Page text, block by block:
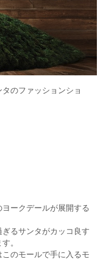
のファッションショ
ークデールが展開する
るサンタがカッコ良す
。
のモールで手に入るモ